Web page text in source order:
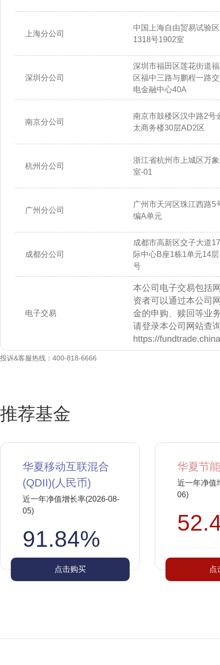
上海分公司
中国上海自由贸易试验
1318号1902室
深圳分公司
深圳市福田区莲花街道
区福中三路与鹏程一路
电金融中心40A
南京分公司
南京市鼓楼区汉中路2号
太商务楼30层AD2区
杭州分公司
浙江省杭州市上城区万
室-01
广州分公司
广州市天河区珠江西路5
编A单元
成都分公司
成都市高新区交子大道
际中心B座1栋1单元14
号
电子交易
本公司电子交易包括
资者可以通过本公司
金的申购、赎回等业
请登录本公司网站查
https://
投诉&客服热线：400-818-6666
推荐基金
华夏移动互联混合
(QDII)(人民币)
近一年净值增长率(2026-08-
05)
91.84%
点击购买
华夏节
近一年净值
06)
点